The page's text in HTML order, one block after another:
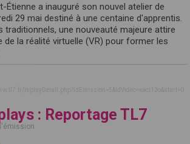
Étienne a inauguré son nouvel atelier de
29 mai destiné à une centaine d'apprentis.
traditionnels, une nouveauté majeure attire
de la réalité virtuelle (VR) pour former les
: Reportage TL7